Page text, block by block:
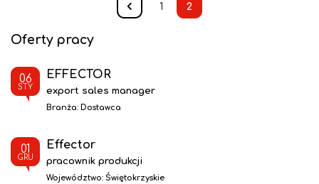
1 2
Oferty pracy
06
STY
EFFECTOR
export sales manager
Branża: Dostawca
01
GRU
Effector
pracownik produkcji
Województwo: Świętokrzyskie